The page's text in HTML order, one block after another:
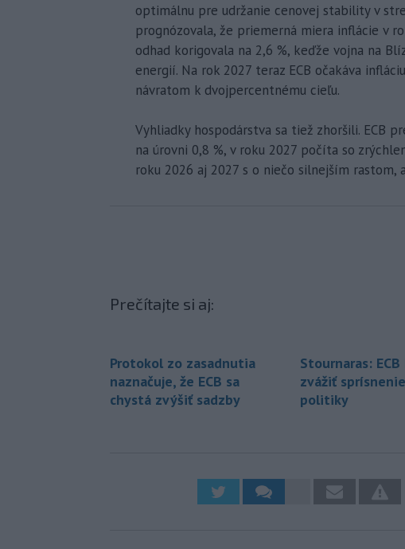
optimálnu pre udržanie cenovej stability v
prognózovala, že priemerná miera inflácie v
odhad korigovala na 2,6 %, keďže vojna na
energií. Na rok 2027 teraz ECB očakáva
návratom k dvojpercentnému cieľu.
Vyhliadky hospodárstva sa tiež zhoršili. ECB
na úrovni 0,8 %, v roku 2027 počíta so
roku 2026 aj 2027 s o niečo silnejším rastom,
Prečítajte si aj:
Protokol zo zasadnutia
naznačuje, že ECB sa
chystá zvýšiť sadzby
Stournaras:
zvážiť
politiky